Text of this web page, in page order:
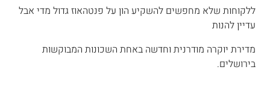
ללקוחות שלא מחפשים להשקיע הון על פנטהאוז גדול מדי אבל
עדיין להנות
מדירת יוקרה מודרנית וחדשה באחת השכונות המבוקשות
בירושלים.